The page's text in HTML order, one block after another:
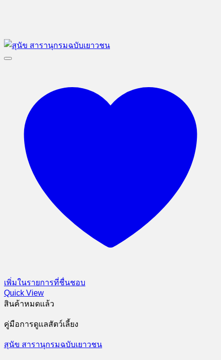
เพิ่มในรายการที่ชื่นชอบ
Quick View
สินค้าหมดแล้ว
คู่มือการดูแลสัตว์เลี้ยง
สุนัข สารานุกรมฉบับเยาวชน